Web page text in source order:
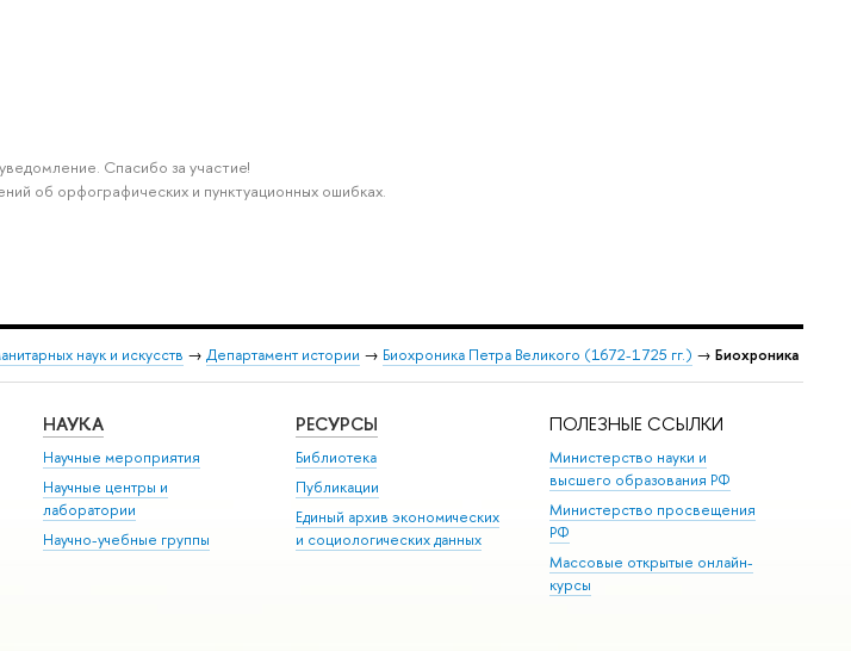
Спасибо за участие!
об орфографических и пунктуационных ошибках.
наук и искусств → Департамент истории → Биохроника Петра Великого (1672-1725 гг.) → Биохроника
НАУКА
Научные мероприятия
Научные центры и
лаборатории
Научно-учебные группы
РЕСУРСЫ
Библиотека
Публикации
Единый архив экономических
и социологических данных
ПОЛЕЗНЫЕ ССЫЛКИ
Министерство науки и
высшего образования РФ
Министерство просвещения
РФ
Массовые открытые онлайн-
курсы